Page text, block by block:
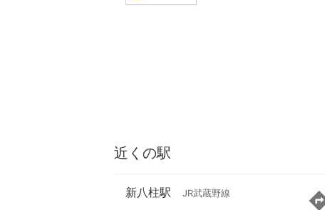
近くの駅
新八柱駅 JR武蔵野線